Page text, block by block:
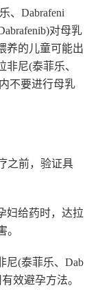
、Dabrafeni
对母乳
养的儿童可能出
尼(泰菲乐、
不要进行母乳
之前，验证具
妇给药时，达拉
。
尼(泰菲乐、Dab
效避孕方法。